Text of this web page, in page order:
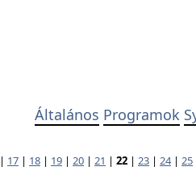
Általános Programok
| 17 | 18 | 19 | 20 | 21 | 22 | 23 | 24| 25